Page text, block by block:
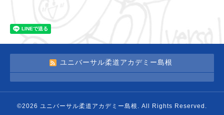
ユニバーサル柔道アカデミー島根
©2026 ユニバーサル柔道アカデミー島根 . All Rights Reserved.